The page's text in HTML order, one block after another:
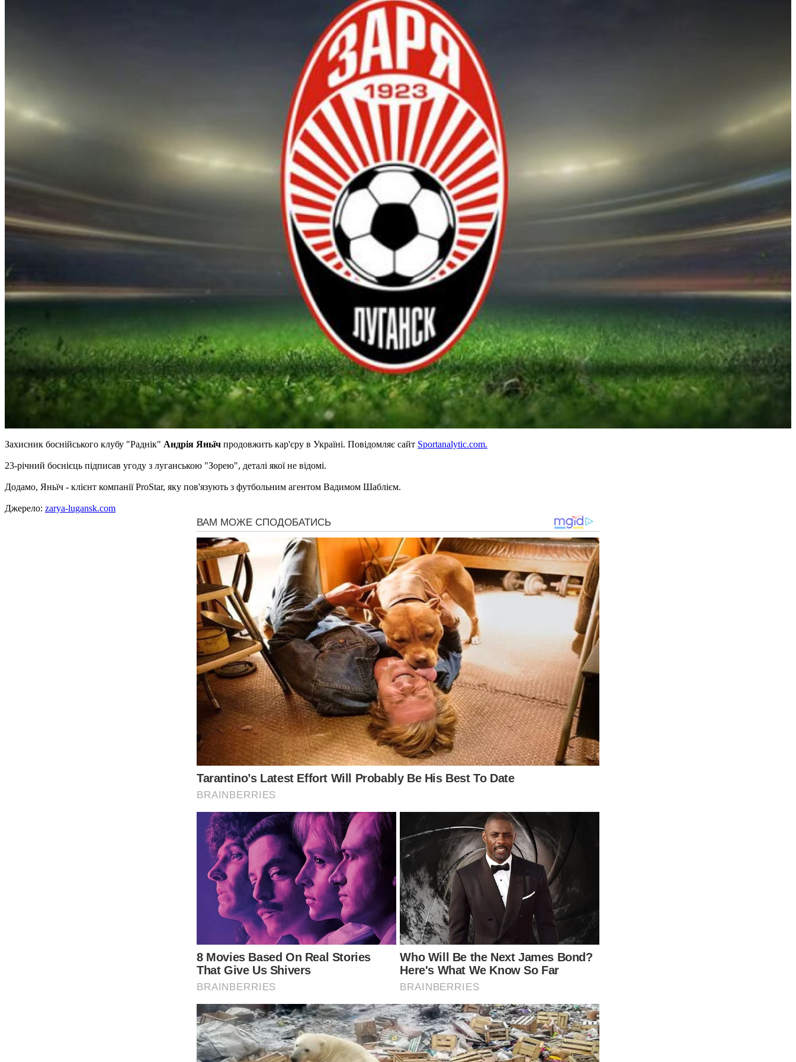
Захисник боснійського клубу "Раднік" Андрія Яньїч продовжить кар'єру в Україні. Повідомляє сайт Sportanalytic.com.
23-річний боснієць підписав угоду з луганською "Зорею", деталі якої не відомі.
Додамо, Яньїч - клієнт компанії ProStar, яку пов'язують з футбольним агентом Вадимом Шаблієм.
Джерело: zarya-lugansk.com